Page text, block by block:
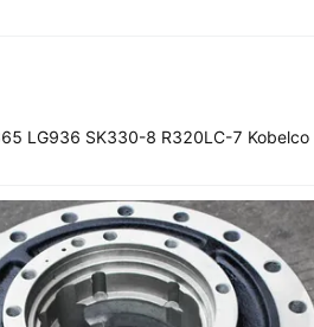
LG936 SK330-8 R320LC-7 Kobelco